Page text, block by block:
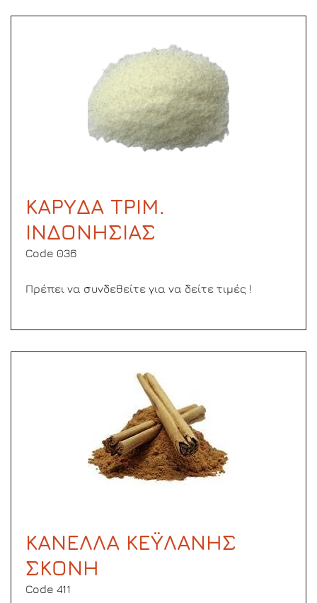
ΚΑΡΥΔΑ ΤΡΙΜ.
ΙΝΔΟΝΗΣΙΑΣ
Code 036
Πρέπει να συνδεθείτε για να δείτε τιμές !
ΚΑΝΕΛΛΑ ΚΕΫΛΑΝΗΣ
ΣΚΟΝΗ
Code 411